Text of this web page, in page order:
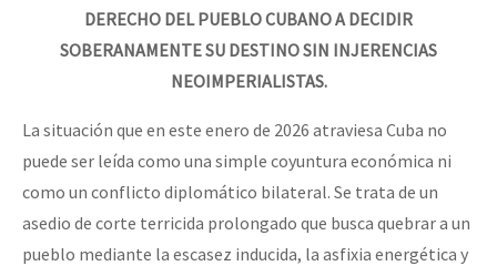
Megaproyectos
Mujeres
Niñxs
ETIQUETAS
[CDMX – 20 julio] Jornadas globales por la libertad de Jesús
“Sonhando a Terra do Bem Virá” se publica no Estado Espanhol
Se o México sabe, que o mundo saiba! Nossas lutas pela
DERECHO DEL PUEBLO CUBANO A DECIDIR
SOBERANAMENTE SU DESTINO SIN INJERENCIAS
NEOIMPERIALISTAS.
La situación que en este enero de 2026 atraviesa Cuba no
puede ser leída como una simple coyuntura económica ni
como un conflicto diplomático bilateral. Se trata de un
asedio de corte terricida prolongado que busca quebrar a un
pueblo mediante la escasez inducida, la asfixia energética y